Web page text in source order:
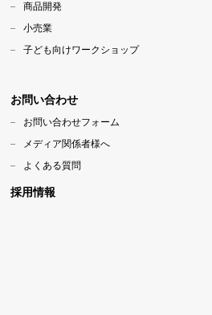
商品開発
小売業
子ども向けワークショップ
お問い合わせ
お問い合わせフォーム
メディア関係者様へ
よくある質問
採用情報